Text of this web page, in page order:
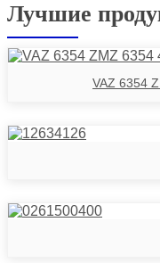
Лучшие
VAZ 6354